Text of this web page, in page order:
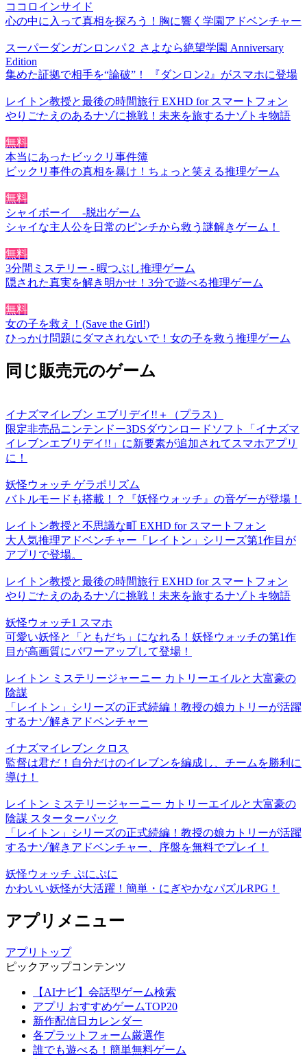
ココロインサイド
心の中に入って真相を探ろう！胸に響く学園アドベンチャー
スーパーダンガンロンパ２ さよなら絶望学園 Anniversary
Edition
集めた証拠で相手を“論破”！ 『ダンロン2』がスマホに登場
レイトン教授と最後の時間旅行 EXHD for スマートフォン
やりごたえのあるナゾに挑戦！未来を旅するナゾトキ物語
無料
本当にあったビックリ事件簿
ビックリ事件の真相を暴け！ちょっと笑える推理ゲーム
無料
シャイボーイ -脱出ゲーム
シャイな主人公を日常のピンチから救う謎解きゲーム！
無料
3分間ミステリー - 暇つぶし推理ゲーム
隠された真実を解き明かせ！3分で遊べる推理ゲーム
無料
女の子を救え！(Save the Girl!)
ひっかけ問題にダマされないで！女の子を救う推理ゲーム
同じ販売元のゲーム
イナズマイレブン エブリデイ!!＋（プラス）
限定非売品ニンテンドー3DSダウンロードソフト「イナズマ
イレブンエブリデイ!!」に新要素が追加されてスマホアプリ
に！
妖怪ウォッチ ゲラポリズム
バトルモードも搭載！？『妖怪ウォッチ』の音ゲーが登場！
レイトン教授と不思議な町 EXHD for スマートフォン
大人気推理アドベンチャー「レイトン」シリーズ第1作目が
アプリで登場。
レイトン教授と最後の時間旅行 EXHD for スマートフォン
やりごたえのあるナゾに挑戦！未来を旅するナゾトキ物語
妖怪ウォッチ1 スマホ
可愛い妖怪と「ともだち」になれる！妖怪ウォッチの第1作
目が高画質にパワーアップして登場！
レイトン ミステリージャーニー カトリーエイルと大富豪の
陰謀
「レイトン」シリーズの正式続編！教授の娘カトリーが活躍
するナゾ解きアドベンチャー
イナズマイレブン クロス
監督は君だ！自分だけのイレブンを編成し、チームを勝利に
導け！
レイトン ミステリージャーニー カトリーエイルと大富豪の
陰謀 スターターパック
「レイトン」シリーズの正式続編！教授の娘カトリーが活躍
するナゾ解きアドベンチャー、序盤を無料でプレイ！
妖怪ウォッチ ぷにぷに
かわいい妖怪が大活躍！簡単・にぎやかなパズルRPG！
アプリメニュー
アプリトップ
ピックアップコンテンツ
【AIナビ】会話型ゲーム検索
アプリ おすすめゲームTOP20
新作配信日カレンダー
各プラットフォーム厳選作
誰でも遊べる！簡単無料ゲーム